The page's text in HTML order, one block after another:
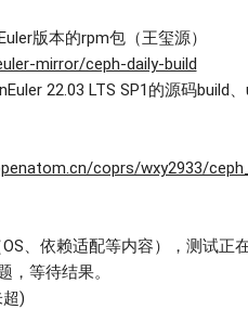
版本的rpm包（王玺源）
mirror/ceph-daily-build
22.03 LTS SP1的源码build
coprs/wxy2933/
、依赖适配等内容），测试正
，等待结果。
)